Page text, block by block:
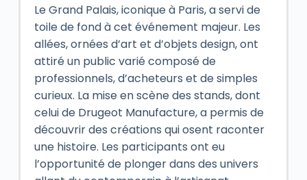
Le Grand Palais, iconique à Paris, a servi de
toile de fond à cet événement majeur. Les
allées, ornées d’art et d’objets design, ont
attiré un public varié composé de
professionnels, d’acheteurs et de simples
curieux. La mise en scène des stands, dont
celui de Drugeot Manufacture, a permis de
découvrir des créations qui osent raconter
une histoire. Les participants ont eu
l’opportunité de plonger dans des univers